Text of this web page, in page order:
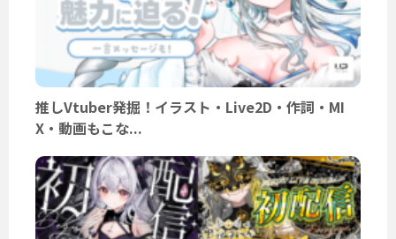
推しVtuber発掘！イラスト・Live2D・作詞・MI
X・動画もこな...